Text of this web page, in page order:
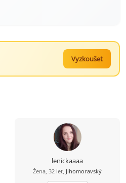
Vyzkoušet
lenickaaaa
Žena, 32 let, Jihomoravský